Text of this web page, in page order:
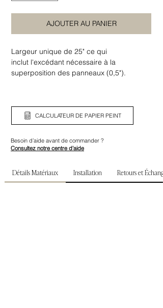
AJOUTER AU PANIER
Largeur unique de 25" ce qui
inclut l'excédant nécessaire à la
superposition des panneaux (0,5").
commander.
CALCULATEUR DE PAPIER PEINT
Besoin d’aide avant de commander ?
Consultez notre centre d’aide
Détails Matériaux Installation Retours et